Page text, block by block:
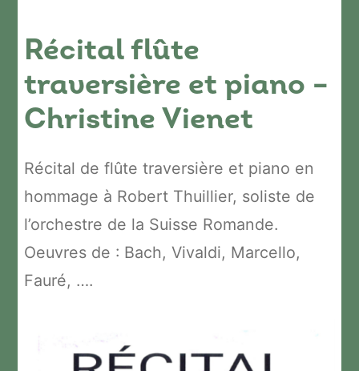
Récital flûte
traversière et piano –
Christine Vienet
Récital de flûte traversière et piano en
hommage à Robert Thuillier, soliste de
l’orchestre de la Suisse Romande.
Oeuvres de : Bach, Vivaldi, Marcello,
Fauré, ….